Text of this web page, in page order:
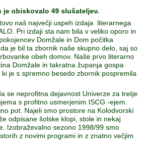
obiskovalo 49 slušateljev.
naš največji uspeh izdaja literarnega
Pri izdaji sta nam bila v veliko oporo in
Domžale in Dom počitka
je bil ta zbornik naše skupno delo, saj so
obeh domov. Naše prvo literarno
Domžale in takratna županja gospa
je s spremno besedo zbornik pospremila
se neprofitna dejavnost Univerze za tretje
s profitno usmerjenim ISCG -ejem.
pot. Najeli smo prostore na Kolodvorski
odpisane šolske klopi, stole in nekaj
Izobraževalno sezono 1998/99 smo
z novimi programi in z znatno večjim